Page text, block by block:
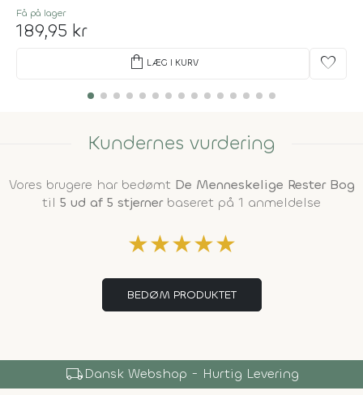
Få på lager
189,95 kr
shopping_bag LÆG I KURV favorite
Kundernes vurdering
Vores brugere har bedømt De Menneskelige Rester Bog
til 5 ud af 5 stjernerbaseret på 1 anmeldelse
★★★★★
BEDØM PRODUKTET
local_shippingDansk Webshop - Hurtig Levering